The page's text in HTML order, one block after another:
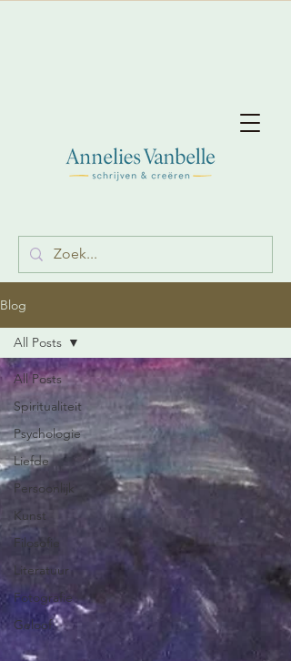
Blog
All Posts
Spiritualiteit
Psychologie
Liefde
Persoonlijk
Kunst
Filosofie
Literatuur
Fotografie
Geloof
All Posts